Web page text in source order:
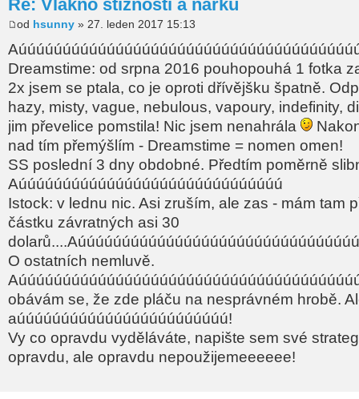
Re: Vlákno stížností a nářků
od hsunny » 27. leden 2017 15:13
Dreamstime: od srpna 2016 pouhopouhá 1 fotka
2x jsem se ptala, co je oproti dřívějšku špatně.
hazy, misty, vague, nebulous, vapoury, indefinity,
jim převelice pomstila! Nic jsem nenahrála
nad tím přemýšlím - Dreamstime = nomen omen!
SS poslední 3 dny obdobné. Předtím poměrně
Aúúúúúúúúúúúúúúúúúúúúúúúúúúúúúú
Istock: v lednu nic. Asi zruším, ale zas - mám tam
částku závratných asi 30
O ostatních nemluvě.
obávám se, že zde pláču na nesprávném hrobě.
aúúúúúúúúúúúúúúúúúúúúúúúú!
Vy co opravdu vyděláváte, napište sem své
opravdu, ale opravdu nepoužijemeeeeee!